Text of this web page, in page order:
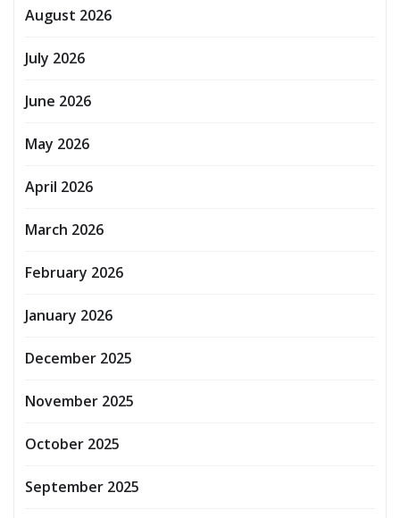
August 2026
July 2026
June 2026
May 2026
April 2026
March 2026
February 2026
January 2026
December 2025
November 2025
October 2025
September 2025